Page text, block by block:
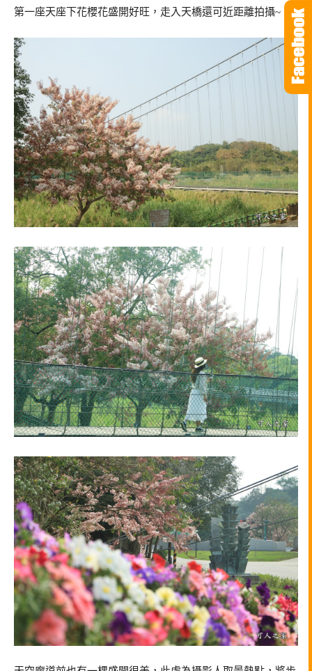
第一座天座下花櫻花盛開好旺，走入天橋還可近距離拍攝~